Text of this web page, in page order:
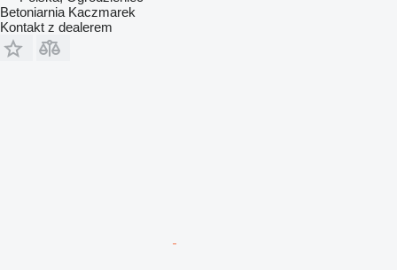
Betoniarnia Kaczmarek
Kontakt z dealerem